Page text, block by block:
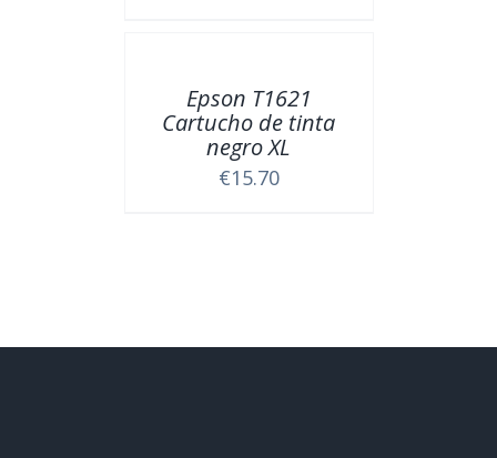
Epson T1621
Cartucho de tinta
negro XL
€15.70